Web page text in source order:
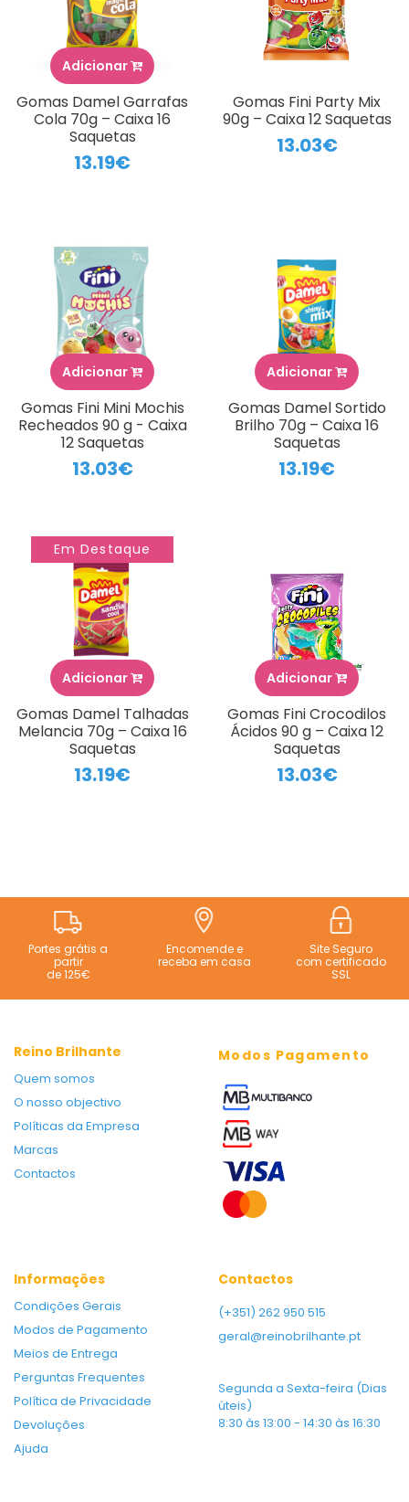
Adicionar
Gomas Damel Garrafas
Cola 70g – Caixa 16
Saquetas
13.19€
Gomas Fini Party Mix
90g – Caixa 12 Saquetas
13.03€
Adicionar
Gomas Fini Mini Mochis
Recheados 90 g - Caixa
12 Saquetas
13.03€
Adicionar
Gomas Damel Sortido
Brilho 70g – Caixa 16
Saquetas
13.19€
Em Destaque
Adicionar
Gomas Damel Talhadas
Melancia 70g – Caixa 16
Saquetas
13.19€
Adicionar
Gomas Fini Crocodilos
Ácidos 90 g – Caixa 12
Saquetas
13.03€
Portes grátis a
partir
de 125€
Encomende e
receba em casa
Site Seguro
com certificado
SSL
Reino Brilhante
Quem somos
O nosso objectivo
Políticas da Empresa
Marcas
Contactos
Modos Pagamento
Informações
Condições Gerais
Modos de Pagamento
Meios de Entrega
Perguntas Frequentes
Política de Privacidade
Devoluções
Ajuda
Contactos
(+351) 262 950 515
geral@reinobrilhante.pt
Segunda a Sexta-feira (Dias
úteis)
8:30 às 13:00 - 14:30 às 16:30